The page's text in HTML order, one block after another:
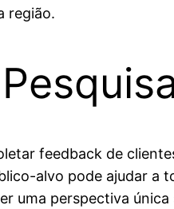
região.
feedback de
alvo pode ajudar a
uma perspectiva